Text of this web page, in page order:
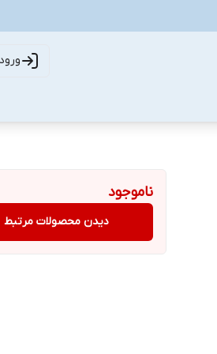
ناموجود
دیدن محصولات مرتبط